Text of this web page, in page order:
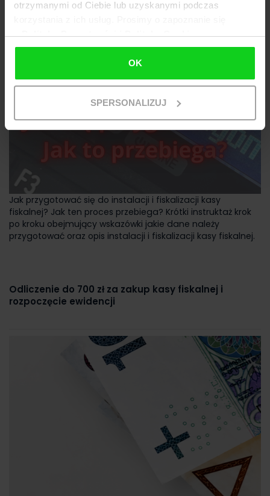
otrzymanymi od Ciebie lub uzyskanymi podczas
zPolityką Prywatności i Polityką Cookies
OK
SPERSONALIZUJ
Jak przygotować się do instalacji i fiskalizacji kasy
fiskalnej? Jak ten proces przebiega? Krótki instruktaż krok
po kroku obejmujący wskazówki jakie dane należy
przygotować oraz opis instalacji i fiskalizacji kasy fiskalnej.
Odliczenie do 700 zł za zakup kasy fiskalnej i
rozpoczęcie ewidencji